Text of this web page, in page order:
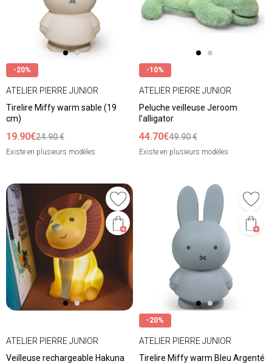
-20%
ATELIER PIERRE JUNIOR
Tirelire Miffy warm sable (19
cm)
19.90€24.90 €
Existe en plusieurs modèles
-10%
ATELIER PIERRE JUNIOR
Peluche veilleuse Jeroom
l'alligator
44.70€49.90 €
Existe en plusieurs modèles
ATELIER PIERRE JUNIOR
Veilleuse rechargeable Hakuna
-20%
ATELIER PIERRE JUNIOR
Tirelire Miffy warm Bleu Argenté